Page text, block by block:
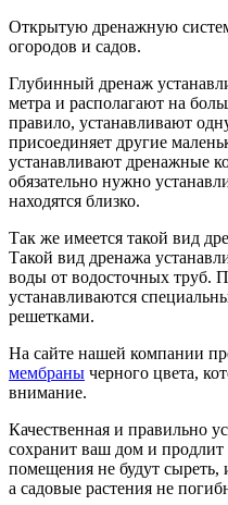
Открытую дренажную
огородов и садов.
Глубинный дренаж
метра и располагают на
правило, устанавливают
присоединяет другие
устанавливают дренажные
обязательно нужно
находятся близко.
Так же имеется такой вид
Такой вид дренажа
воды от водосточных труб.
устанавливаются
решетками.
На сайте нашей компании
мембраны черного цвета,
внимание.
Качественная и правильно
сохранит ваш дом и
помещения не будут сыреть,
а садовые растения не